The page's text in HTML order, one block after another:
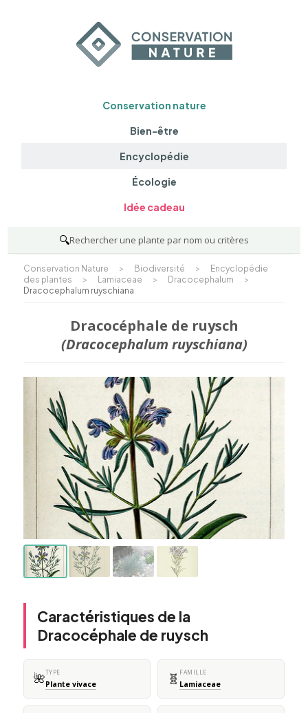
Conservation nature
Bien-être
Encyclopédie
Écologie
Idée cadeau
🔍Rechercher une plante par nom ou critères
Conservation Nature > Biodiversité >
Encyclopédie
des plantes
> Lamiaceae > Dracocephalum
>
Dracocephalum ruyschiana
Dracocéphale de ruysch
(Dracocephalum ruyschiana)
Caractéristiques de la
Dracocéphale de ruysch
🌺TYPE
Plante vivace 🧬 FAMILLE
Lamiaceae